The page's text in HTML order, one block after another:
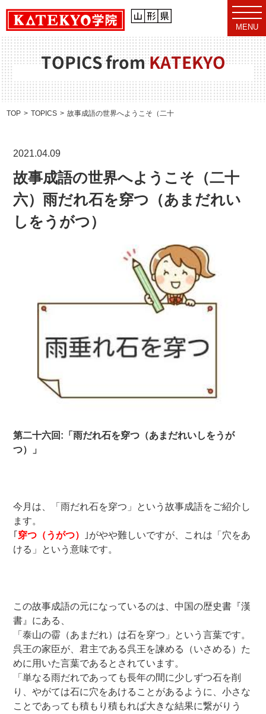
t
o
g
g
l
e
n
v
i
g
MENU
TOPICS fromKATEKYO
TOP TOPICS 故事成語の世界へようこそ（二十六）雨だれ石を穿つ（あま
2021.04.09
故事成語の世界へようこそ（二十
六）雨だれ石を穿つ（あまだれい
しをうがつ）
第二十六回:「雨だれ石を穿つ（あまだれいしをうが
つ）
」
今月は、「雨だれ石を穿つ」という故事成語をご紹介し
ます。
｢ 穿つ（うがつ）
｣がやや難しいですが、これは「穴をあ
ける」という意味です。
この故事成語の元になっているのは、中国の歴史書『漢
書』にある、
「泰山の霤（あまだれ）は石を穿つ」という言葉です。
呉王の家臣が、君主である呉王を諫める（いさめる）た
めに用いた言葉であるとされています。
「単なる雨だれであっても長年の間に少しずつ石を削
り、やがては石に穴をあけることがあるように、小さな
ことであっても積もり積もれば大きな結果に繋がりう